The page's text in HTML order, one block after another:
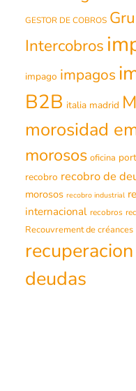
GESTOR DE COBROS
Intercobros
impago impagos
B2B italia madrid
morosidad
morosos oficina
recobro recobro de
morosos recobro industrial
internacional recobros
Recouvrement de créances
deudas